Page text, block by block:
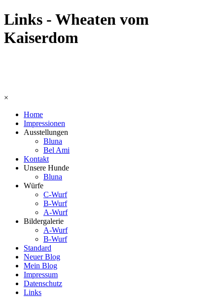
Links - Wheaten vom
Kaiserdom
×
Home
Impressionen
Ausstellungen
Bluna
Bel Ami
Kontakt
Unsere Hunde
Bluna
Würfe
C-Wurf
B-Wurf
A-Wurf
Bildergalerie
A-Wurf
B-Wurf
Standard
Neuer Blog
Mein Blog
Impressum
Datenschutz
Links